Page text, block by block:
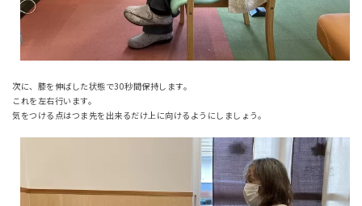
次に、膝を伸ばした状態で30秒間保持します。
これを左右行います。
気をつける点はつま先を出来るだけ上に向けるようにしましょう。